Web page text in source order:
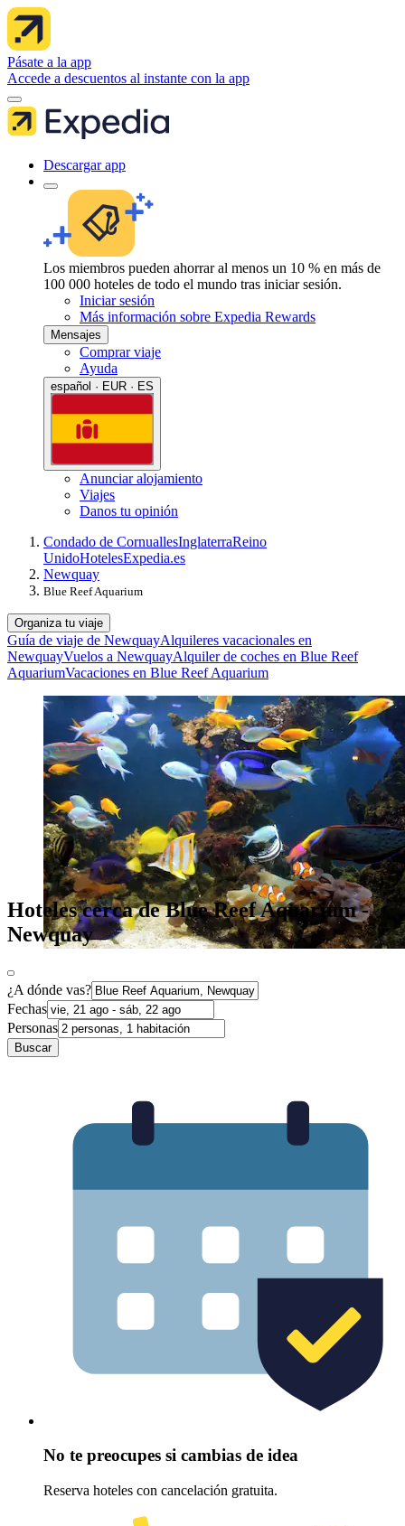
Pásate a la app
Accede a descuentos al instante con la app
Descargar app
Los miembros pueden ahorrar al menos un 10 % en más de
100 000 hoteles de todo el mundo tras iniciar sesión.
Iniciar sesión
Más información sobre Expedia Rewards
Mensajes
Comprar viaje
Ayuda
español · EUR · ES
Anunciar alojamiento
Viajes
Danos tu opinión
Condado de CornuallesInglaterraReino
UnidoHotelesExpedia.es
Newquay
Blue Reef Aquarium
Organiza tu viaje
Guía de viaje de NewquayAlquileres vacacionales en
NewquayVuelos a NewquayAlquiler de coches en Blue Reef
AquariumVacaciones en Blue Reef Aquarium
Hoteles cerca de Blue Reef Aquarium -
Newquay
¿A dónde vas?
Fechas
Personas
Buscar
No te preocupes si cambias de idea
Reserva hoteles con cancelación gratuita.